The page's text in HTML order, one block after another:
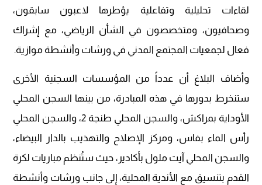
لقاءات تحليلية وتفاعلية يؤطرها لاعبون سابقون،
وصحافيون، ومتخصصون في الشأن الرياضي، مع إشراك
فعال لجمعيات المجتمع المدني في ورشات وأنشطة موازية.
وأضاف البلاغ أن عدداً من المؤسسات السجنية الأخرى
ستنخرط بدورها في هذه المبادرة، من بينها السجن المحلي
الأوداية بمراكش، والسجن المحلي طنجة 2، والسجن المحلي
رأس الماء بفاس، ومركز الإصلاح والتهذيب بالدار البيضاء،
والسجن المحلي آيت ملول بأكادير، حيث ستُنظم مباريات لكرة
القدم بتنسيق مع الأندية المحلية، إلى جانب ورشات وأنشطة